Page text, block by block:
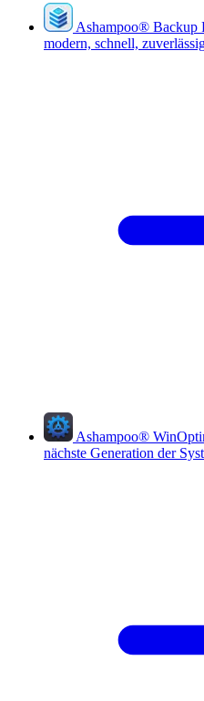
Ashampoo® Backup
modern, schnell,
Ashampoo®
nächste Generation der